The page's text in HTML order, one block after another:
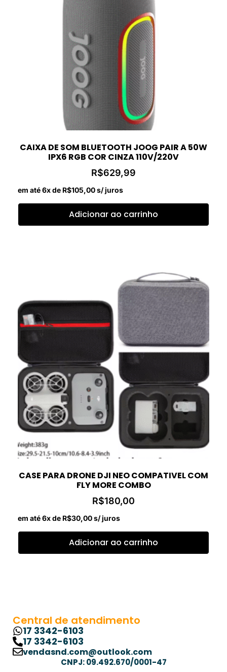
CAIXA DE SOM BLUETOOTH JOOG PAIR A 50W
IPX6 RGB COR CINZA 110V/220V
R$629,99
em até 6x de R$105,00s/ juros
Adicionar ao carrinho
CASE PARA DRONE DJI NEO COMPATIVEL COM
FLY MORE COMBO
R$180,00
em até 6x de R$30,00s/ juros
Adicionar ao carrinho
Central de atendimento
17 3342-6103
17 3342-6103
vendasnd.com@outlook.com
CNPJ: 09.492.670/0001-47